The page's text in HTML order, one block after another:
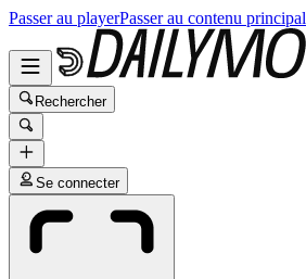
Passer au playerPasser au contenu principal
Rechercher
Se connecter